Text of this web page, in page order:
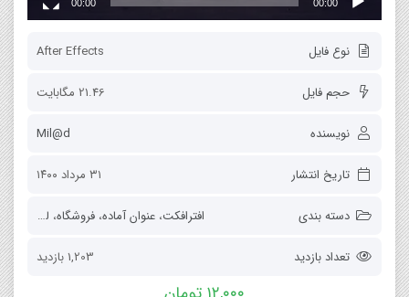
00:00
00:00
نوع فایل After Effects
حجم فایل 21.46 مگابایت
نویسنده Mil@d
تاریخ انتشار ۳۱ مرداد ۱۴۰۰
دسته بندی افترافکت، عنوان آماده، فروشگاه، لوگو
تعداد بازدید 1,203 بازدید